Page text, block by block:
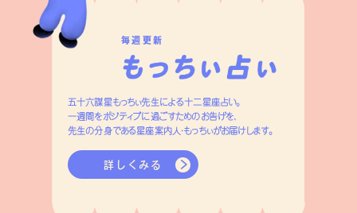
毎週更新
五十六謀星もっちぃ先生による十二星座占い。
一週間をポジティブに過ごすためのお告げを、
先生の分身である星座案内人・もっちぃがお届けします。
詳しくみる